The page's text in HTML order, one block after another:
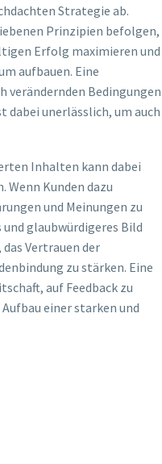
Strategie ab.
Prinzipien befolgen,
Erfolg maximieren und
aufbauen. Eine
verändernden Bedingungen
dabei unerlässlich, um auch
Inhalten kann dabei
Kunden dazu
und Meinungen zu
glaubwürdigeres Bild
Vertrauen der
zu stärken. Eine
auf Feedback zu
einer starken und